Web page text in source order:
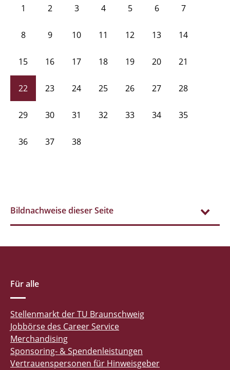
1 2 3 4 5 6 7
8 9 10 11 12 13 14
15 16 17 18 19 20 21
22 23 24 25 26 27 28
29 30 31 32 33 34 35
36 37 38
Bildnachweise dieser Seite
Für alle
Stellenmarkt der TU Braunschweig
Jobbörse des Career Service
Merchandising
Sponsoring- & Spendenleistungen
Vertrauenspersonen für Hinweisgeber